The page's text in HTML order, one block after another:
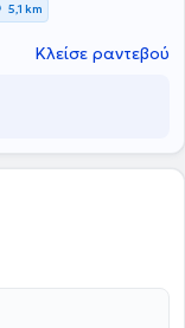
5,1 km
Κλείσε ραντεβού